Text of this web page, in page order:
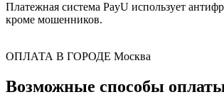
Платежная система PayU использует
кроме мошенников.
ОПЛАТА В ГОРОДЕ Москва
Возможные способы